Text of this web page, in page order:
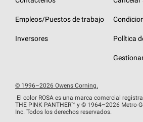
Garantías de techos
Eventos para contratistas
Financiamiento de techos
Empleos/Puestos de trabajo
Inversores Política
© 1996–2026 Owens Corning.
El color ROSA es una marca comercial
THE PINK PANTHER™ y © 1964–2026 Metro-
Inc. Todos los derechos reservados.